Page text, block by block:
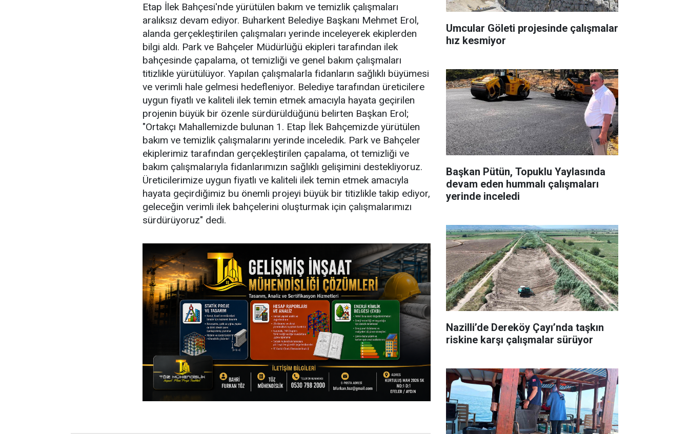
Etap İlek Bahçesi'nde yürütülen bakım ve temizlik çalışmaları
aralıksız devam ediyor. Buharkent Belediye Başkanı Mehmet Erol,
alanda gerçekleştirilen çalışmaları yerinde inceleyerek ekiplerden
bilgi aldı. Park ve Bahçeler Müdürlüğü ekipleri tarafından ilek
bahçesinde çapalama, ot temizliği ve genel bakım çalışmaları
titizlikle yürütülüyor. Yapılan çalışmalarla fidanların sağlıklı büyümesi
ve verimli hale gelmesi hedefleniyor. Belediye tarafından üreticilere
uygun fiyatlı ve kaliteli ilek temin etmek amacıyla hayata geçirilen
projenin büyük bir özenle sürdürüldüğünü belirten Başkan Erol;
"Ortakçı Mahallemizde bulunan 1. Etap İlek Bahçemizde yürütülen
bakım ve temizlik çalışmalarını yerinde inceledik. Park ve Bahçeler
ekiplerimiz tarafından gerçekleştirilen çapalama, ot temizliği ve
bakım çalışmalarıyla fidanlarımızın sağlıklı gelişimini destekliyoruz.
Üreticilerimize uygun fiyatlı ve kaliteli ilek temin etmek amacıyla
hayata geçirdiğimiz bu önemli projeyi büyük bir titizlikle takip ediyor,
geleceğin verimli ilek bahçelerini oluşturmak için çalışmalarımızı
sürdürüyoruz" dedi.
Umcular Göleti projesinde çalışmalar
hız kesmiyor
Başkan Pütün, Topuklu Yaylasında
devam eden hummalı çalışmaları
yerinde inceledi
Nazilli’de Dereköy Çayı’nda taşkın
riskine karşı çalışmalar sürüyor